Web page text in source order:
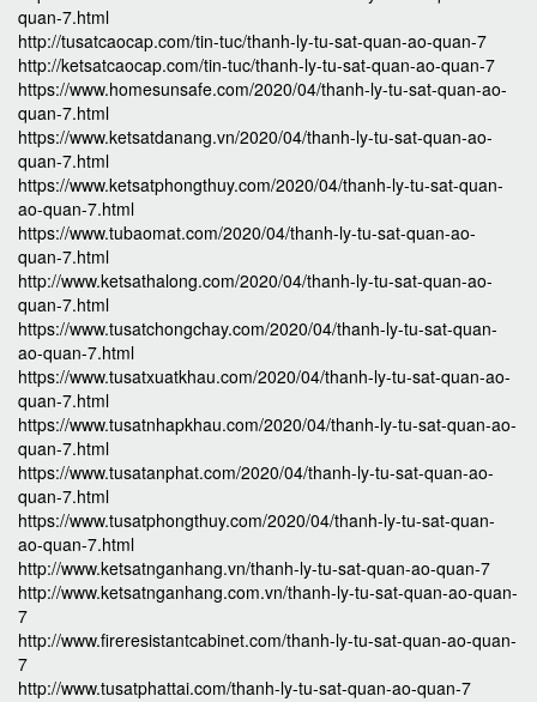
quan-7.html
http://tusatcaocap.com/tin-tuc/thanh-ly-tu-sat-quan-ao-quan-7
http://ketsatcaocap.com/tin-tuc/thanh-ly-tu-sat-quan-ao-quan-7
https://www.homesunsafe.com/2020/04/thanh-ly-tu-sat-quan-ao-
quan-7.html
https://www.ketsatdanang.vn/2020/04/thanh-ly-tu-sat-quan-ao-
quan-7.html
https://www.ketsatphongthuy.com/2020/04/thanh-ly-tu-sat-quan-
ao-quan-7.html
https://www.tubaomat.com/2020/04/thanh-ly-tu-sat-quan-ao-
quan-7.html
http://www.ketsathalong.com/2020/04/thanh-ly-tu-sat-quan-ao-
quan-7.html
https://www.tusatchongchay.com/2020/04/thanh-ly-tu-sat-quan-
ao-quan-7.html
https://www.tusatxuatkhau.com/2020/04/thanh-ly-tu-sat-quan-ao-
quan-7.html
https://www.tusatnhapkhau.com/2020/04/thanh-ly-tu-sat-quan-ao-
quan-7.html
https://www.tusatanphat.com/2020/04/thanh-ly-tu-sat-quan-ao-
quan-7.html
https://www.tusatphongthuy.com/2020/04/thanh-ly-tu-sat-quan-
ao-quan-7.html
http://www.ketsatnganhang.vn/thanh-ly-tu-sat-quan-ao-quan-7
http://www.ketsatnganhang.com.vn/thanh-ly-tu-sat-quan-ao-quan-
7
http://www.fireresistantcabinet.com/thanh-ly-tu-sat-quan-ao-quan-
7
http://www.tusatphattai.com/thanh-ly-tu-sat-quan-ao-quan-7